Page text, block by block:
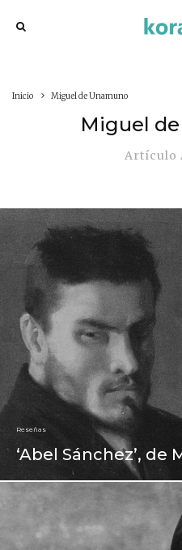
Inicio Miguel de Unamuno
Miguel
Artículo
Reseñas
‘Abel Sánchez’,